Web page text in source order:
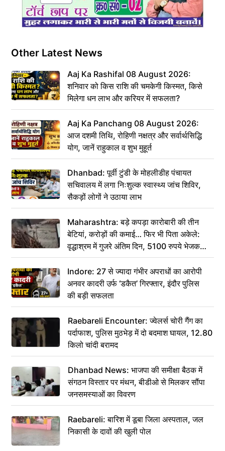
Other Latest News
Aaj Ka Rashifal 08 August 2026:
शनिवार को किस राशि की चमकेगी किस्मत, किसे
मिलेगा धन लाभ और करियर में सफलता?
Aaj Ka Panchang 08 August 2026:
आज दशमी तिथि, रोहिणी नक्षत्र और सर्वार्थसिद्धि
योग, जानें राहुकाल व शुभ मुहूर्त
Dhanbad: पूर्वी टुंडी के मोहलीडीह पंचायत
सचिवालय में लगा निःशुल्क स्वास्थ्य जांच शिविर,
सैकड़ों लोगों ने उठाया लाभ
Maharashtra: बड़े कपड़ा कारोबारी की तीन
बेटियां, करोड़ों की कमाई… फिर भी पिता अकेले:
वृद्धाश्रम में गुजरे अंतिम दिन, 5100 रुपये भेजकर
कहा– अंतिम संस्कार कर दीजिए हम नहीं आ पाएंगे
Indore: 27 से ज्यादा गंभीर अपराधों का आरोपी
अनवर कादरी उर्फ ‘डकैत’ गिरफ्तार, इंदौर पुलिस
की बड़ी सफलता
Raebareli Encounter: ज्वेलर्स चोरी गैंग का
पर्दाफाश, पुलिस मुठभेड़ में दो बदमाश घायल, 12.80
किलो चांदी बरामद
Dhanbad News: भाजपा की समीक्षा बैठक में
संगठन विस्तार पर मंथन, बीडीओ से मिलकर सौंपा
जनसमस्याओं का विवरण
Raebareli: बारिश में डूबा जिला अस्पताल, जल
निकासी के दावों की खुली पोल